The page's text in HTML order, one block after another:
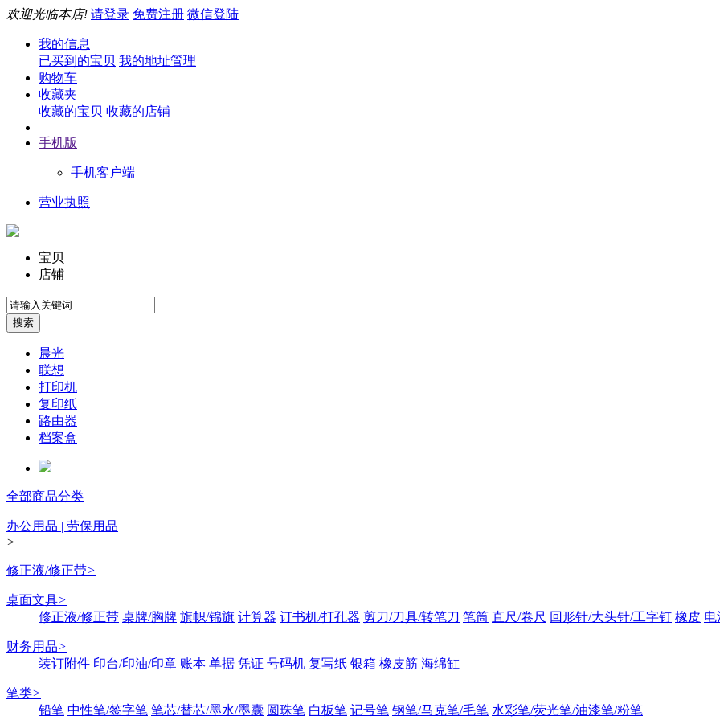
欢迎光临本店! 请登录 免费注册 微信登陆
我的信息
已买到的宝贝 我的地址管理
购物车
收藏夹
收藏的宝贝 收藏的店铺
手机版
手机客户端
营业执照
宝贝
店铺
晨光
联想
打印机
复印纸
路由器
档案盒
全部商品分类
办公用品 | 劳保用品
>
修正液/修正带>
桌面文具>
修正液/修正带 桌牌/胸牌 旗帜/锦旗 计算器 订书机/打孔器 剪刀/刀具/转笔刀 笔筒 直尺/卷尺 回形针/大头针/工字钉 橡皮 电
财务用品>
装订附件 印台/印油/印章 账本 单据 凭证 号码机 复写纸 银箱 橡皮筋 海绵缸
笔类>
铅笔 中性笔/签字笔 笔芯/替芯/墨水/墨囊 圆珠笔 白板笔 记号笔 钢笔/马克笔/毛笔 水彩笔/荧光笔/油漆笔/粉笔